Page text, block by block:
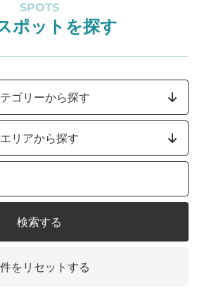
SPOTS
ポットを探す
ゴリーから探す
エリアから探す
検索する
をリセットする